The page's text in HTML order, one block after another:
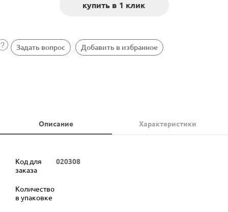
Задать вопрос Добавить в избранное
Описание Характеристики
Код для
заказа
020308
Количество
в упаковке